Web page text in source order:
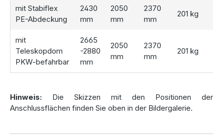
ie beiden Tanks sind modular miteinander verbunden und
ermöglichen eine flexible Installation. Diese Anlage eignet
sich hervorragend für große Dachflächen und Gärten mit
hohem Wasserbedarf. Falls Sie nach einer Alternative
suchen, entdecken Sie unsere weiteren Modelle:
DieRegenwasseranlage Smart 8000 Liter, falls Sie
weniger Kapazität benötigen.
ideal für Grundstücke mit begrenztem Platzangebot.
mit Stabiflex
PE-Abdeckung
2430
mm
2050
mm
2370
mm
201 kg
mit
Teleskopdom
PKW-befahrbar
2665
-2880
mm
2050
mm
2370
mm
201 kg
Hinweis: Die Skizzen mit den Positionen der
Anschlussflächen finden Sie oben in der Bildergalerie.